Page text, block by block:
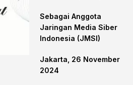
Sebagai Anggota
Jaringan Media Siber
Indonesia (JMSI)
Jakarta, 26 November
2024